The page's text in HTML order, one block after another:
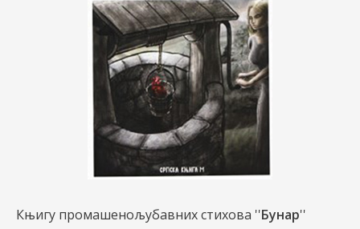
Књигу промашенољубавних стихова ''Бунар''